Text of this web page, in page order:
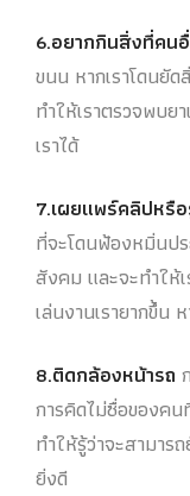
6.อยากกินสิ่งที่คน
ขนน หากเราโดนยั
ทำให้เราตรวจพบย
เราได้
7.เผยแพร์คลิปหรื
ที่จะโดนฟ้องหมิ่นป
สังคม และจะทำให้
เล่นงานเรายากขึ้น
8.ติดกล้องหน้ารถ
การคิดไม่ซื่อของคน
ทำให้รู้ว่าจะสามา
ยิ่งดี